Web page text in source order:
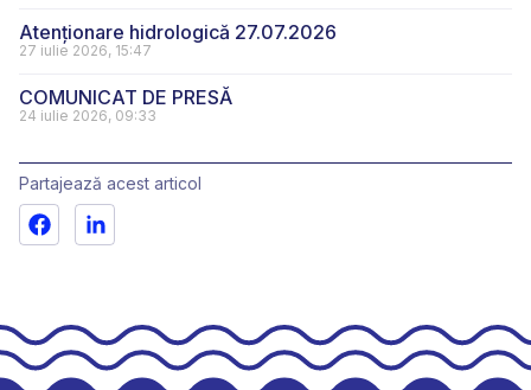
Atenționare hidrologică 27.07.2026
27 iulie 2026, 15:47
COMUNICAT DE PRESĂ
24 iulie 2026, 09:33
Partajează acest articol